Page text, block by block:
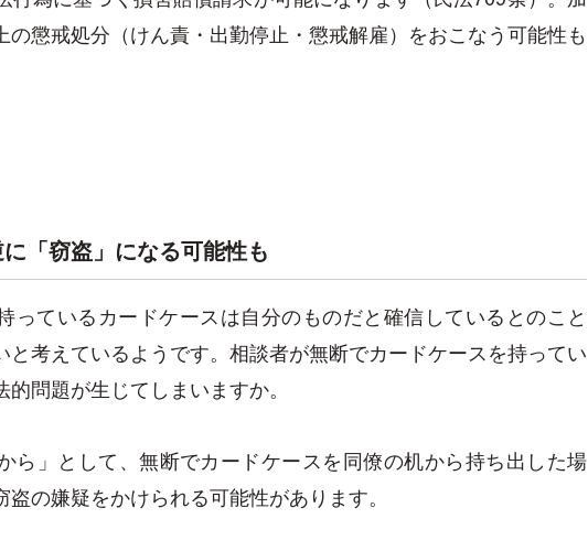
の懲戒処分（けん責・出勤停止・懲戒解雇）をおこなう可能性も
「窃盗」になる可能性も
ているカードケースは自分のものだと確信しているとのこと
と考えているようです。相談者が無断でカードケースを持ってい
問題が生じてしまいますか。
ら」として、無断でカードケースを同僚の机から持ち出した場
の嫌疑をかけられる可能性があります。